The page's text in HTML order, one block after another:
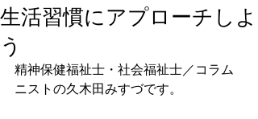
生活習慣にアプローチしよ
う
精神保健福祉士・社会福祉士／コラム
ニストの久木田みすづです。